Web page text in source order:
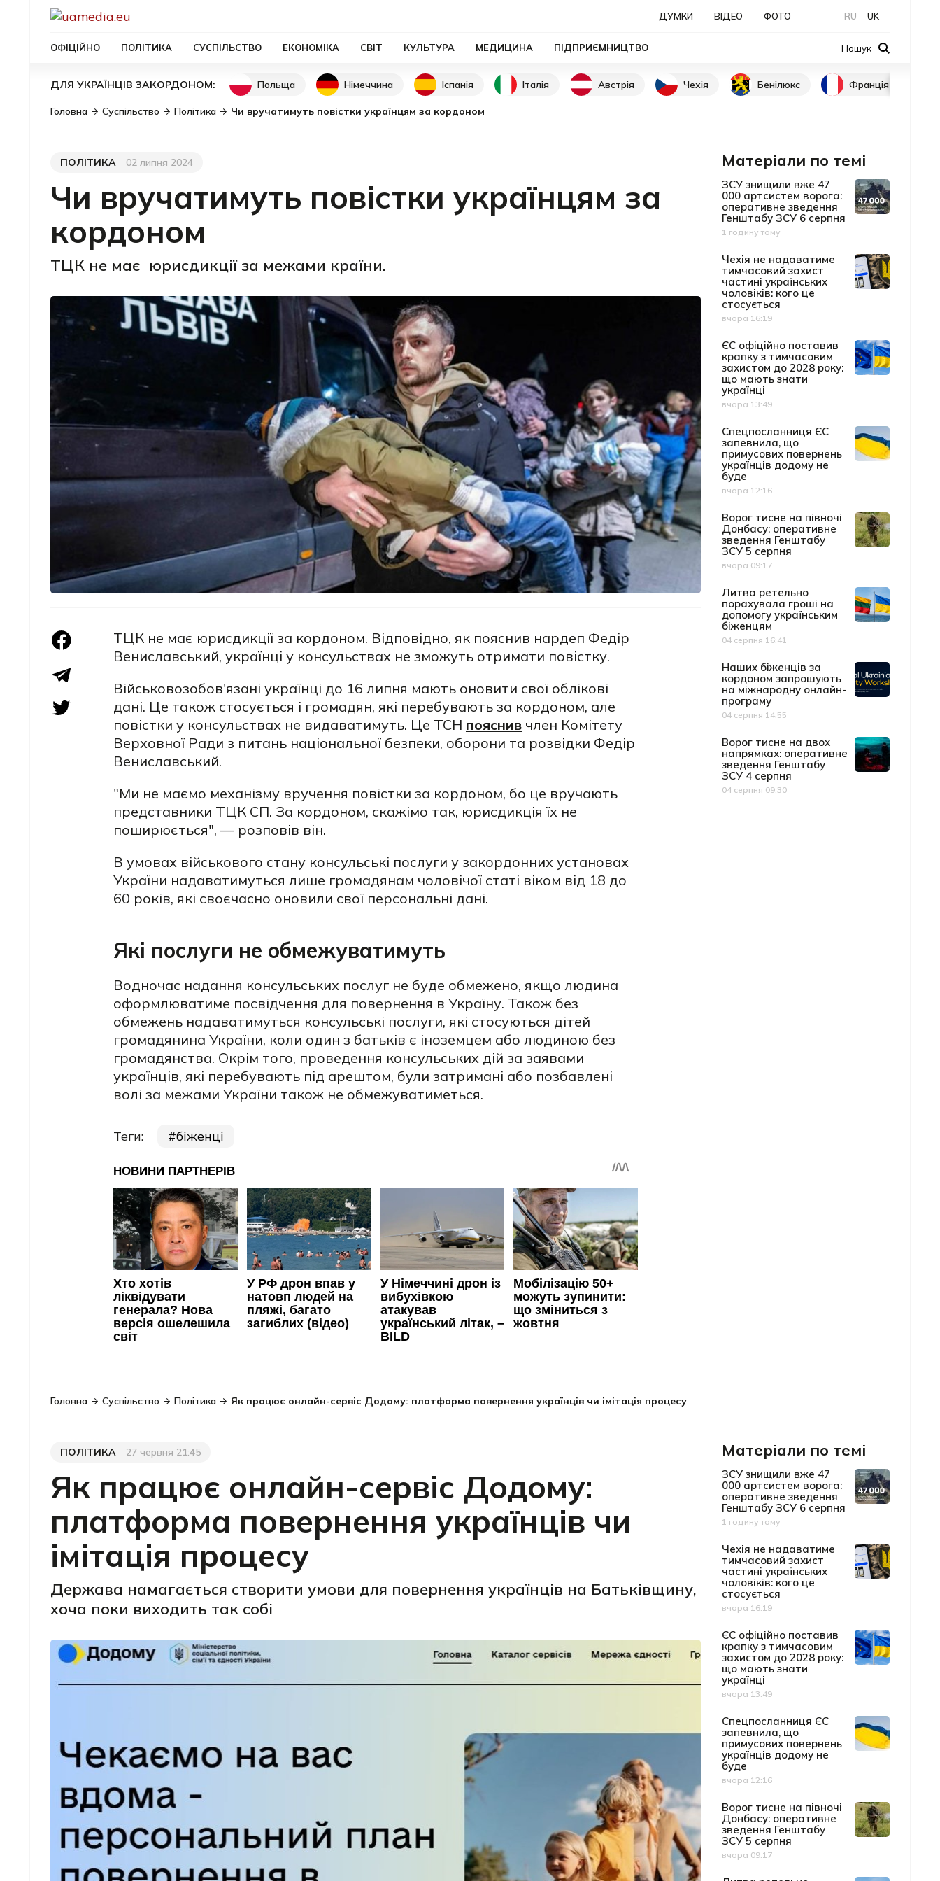
ДУМКИ ВІДЕО ФОТО
ОФІЦІЙНО ПОЛІТИКА СУСПІЛЬСТВО ЕКОНОМІКА СВІТ КУЛЬТУРА МЕДИЦИНА ПІДПРИЄМНИЦТВО
RU UK
Пошук
ДЛЯ УКРАЇНЦІВ ЗАКОРДОНОМ: Польща Німеччина Іспанія Італія Австрія Чехія Бенілюкс Франція
Головна Суспільство Політика Чи вручатимуть повістки українцям за кордоном
Категорія
ПОЛІТИКА
Дата публікації02 липня 2024
Чи вручатимуть повістки українцям за
кордоном
ТЦК не має юрисдикції за межами країни.
ТЦК не має юрисдикції за кордоном. Відповідно, як пояснив нардеп Федір
Вениславський, українці у консульствах не зможуть отримати повістку.
Військовозобов'язані українці до 16 липня мають оновити свої облікові
дані. Це також стосується і громадян, які перебувають за кордоном, але
повістки у консульствах не видаватимуть. Це ТСН пояснив член Комітету
Верховної Ради з питань національної безпеки, оборони та розвідки Федір
Вениславський.
"Ми не маємо механізму вручення повістки за кордоном, бо це вручають
представники ТЦК СП. За кордоном, скажімо так, юрисдикція їх не
поширюється", — розповів він.
В умовах військового стану консульські послуги у закордонних установах
України надаватимуться лише громадянам чоловічої статі віком від 18 до
60 років, які своєчасно оновили свої персональні дані.
Які послуги не обмежуватимуть
Водночас надання консульських послуг не буде обмежено, якщо людина
оформлюватиме посвідчення для повернення в Україну. Також без
обмежень надаватимуться консульські послуги, які стосуються дітей
громадянина України, коли один з батьків є іноземцем або людиною без
громадянства. Окрім того, проведення консульських дій за заявами
українців, які перебувають під арештом, були затримані або позбавлені
волі за межами України також не обмежуватиметься.
Теги: біженці
Матеріали по темі
ЗСУ знищили вже 47
000 артсистем ворога:
оперативне зведення
Генштабу ЗСУ 6 серпня
Дата публікації
1 годину тому
Чехія не надаватиме
тимчасовий захист
частині українських
чоловіків: кого це
стосується
Дата публікації
вчора 16:19
ЄС офіційно поставив
крапку з тимчасовим
захистом до 2028 року:
що мають знати
українці
Дата публікації
вчора 13:49
Спецпосланниця ЄС
запевнила, що
примусових повернень
українців додому не
буде
Дата публікації
вчора 12:16
Ворог тисне на півночі
Донбасу: оперативне
зведення Генштабу
ЗСУ 5 серпня
Дата публікації
вчора 09:17
Литва ретельно
порахувала гроші на
допомогу українським
біженцям
Дата публікації
04 серпня 16:41
Наших біженців за
кордоном запрошують
на міжнародну онлайн-
програму
Дата публікації
04 серпня 14:55
Ворог тисне на двох
напрямках: оперативне
зведення Генштабу
ЗСУ 4 серпня
Дата публікації
04 серпня 09:30
Головна Суспільство Політика Як працює онлайн-сервіс Додому: платформа повернення українців чи імітація процесу
Категорія
ПОЛІТИКА
Дата публікації27 червня 21:45
Як працює онлайн-сервіс Додому:
платформа повернення українців чи
імітація процесу
Держава намагається створити умови для повернення українців на Батьківщину,
хоча поки виходить так собі
Матеріали по темі
ЗСУ знищили вже 47
000 артсистем ворога:
оперативне зведення
Генштабу ЗСУ 6 серпня
Дата публікації
1 годину тому
Чехія не надаватиме
тимчасовий захист
частині українських
чоловіків: кого це
стосується
Дата публікації
вчора 16:19
ЄС офіційно поставив
крапку з тимчасовим
захистом до 2028 року:
що мають знати
українці
Дата публікації
вчора 13:49
Спецпосланниця ЄС
запевнила, що
примусових повернень
українців додому не
буде
Дата публікації
вчора 12:16
Ворог тисне на півночі
Донбасу: оперативне
зведення Генштабу
ЗСУ 5 серпня
Дата публікації
вчора 09:17